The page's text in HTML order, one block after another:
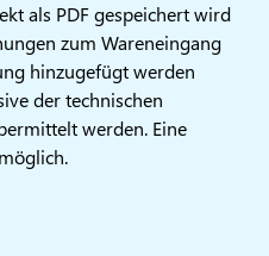
als PDF gespeichert wird
zum Wareneingang
hinzugefügt werden
der technischen
werden. Eine